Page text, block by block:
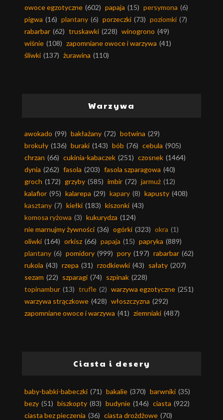
owoce egzotyczne (602) papaja (15) persymona (6)
pigwa (16) plantany (6) porzeczki (73) poziomki (7)
rabarbar (62) truskawki (228) winogrono (49)
wiśnie (108) zapomniane owoce i warzywa (41)
śliwki (137) żurawina (110)
Warzywa
awokado (99) bakłażany (72) botwina (29)
brokuły (136) buraki (143) bób (76) cebula (905)
chrzan (66) cukinia-kabaczek (251) czosnek (1464)
dynia (262) fasola (203) fasola szparagowa (40)
groch (172) grzyby (585) imbir (72) jarmuż (12)
kalafior (95) kalarepa (29) kapary (8) kapusty (408)
kasztany (7) kiełki (183) kiszonki (43)
komosa ryżowa (3) kukurydza (124)
nie marnujmy żywności (36) ogórki (323) okra (1)
oliwki (164) orkisz (66) papaja (15) papryka (889)
plantany (6) pomidory (999) pory (197) rabarbar (62)
rukola (43) rzepa (31) rzodkiewki (43) sałaty (207)
sezam (22) szparagi (74) szpinak (228)
topinambur (13) trufle (2) warzywa egzotyczne (251)
warzywa strączkowe (428) włoszczyzna (292)
zapomniane owoce i warzywa (41) ziemniaki (487)
Ciasta i desery
baby-babki-babeczki (71) bakalie (370) barwniki (35)
bezy (51) biszkopty (83) budynie (146) ciasta (922)
ciasta bez pieczenia (36) ciasta drożdżowe (70)